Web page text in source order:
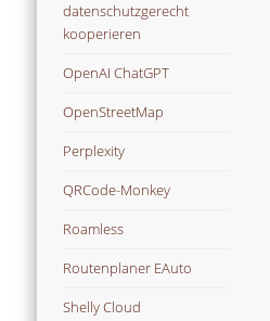
datenschutzgerecht
kooperieren
OpenAI ChatGPT
OpenStreetMap
Perplexity
QRCode-Monkey
Roamless
Routenplaner EAuto
Shelly Cloud